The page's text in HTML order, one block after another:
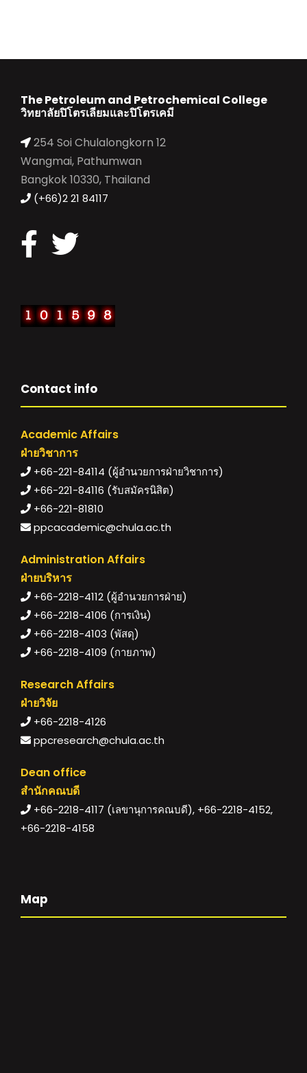
The Petroleum and Petrochemical College
วิทยาลัยปิโตรเลียมและปิโตรเคมี
254 Soi Chulalongkorn 12
Wangmai, Pathumwan
Bangkok 10330, Thailand
(+66)2 21 84117
Contact info
Academic Affairs
ฝ่ายวิชาการ
+66-221-84114 (ผู้อำนวยการฝ่ายวิชาการ)
+66-221-84116 (รับสมัครนิสิต)
+66-221-81810
ppcacademic@chula.ac.th
Administration Affairs
ฝ่ายบริหาร
+66-2218-4112 (ผู้อำนวยการฝ่าย)
+66-2218-4106 (การเงิน)
+66-2218-4103 (พัสดุ)
+66-2218-4109 (กายภาพ)
Research Affairs
ฝ่ายวิจัย
+66-2218-4126
ppcresearch@chula.ac.th
Dean office
สำนักคณบดี
+66-2218-4117 (เลขานุการคณบดี), +66-2218-4152,
+66-2218-4158
Map